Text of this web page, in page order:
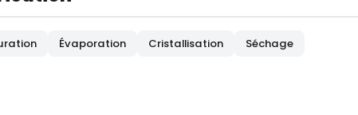
Évaporation Cristallisation
Séchage